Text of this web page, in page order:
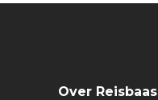
Over Reisbaas